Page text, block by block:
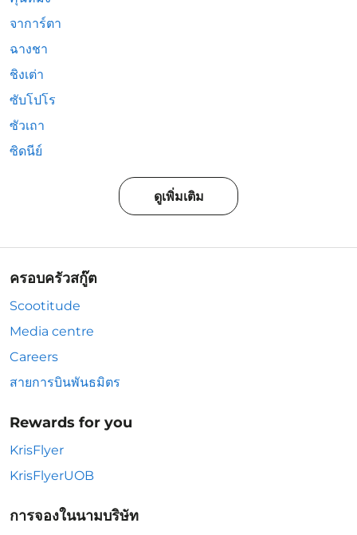
จาการ์ตา
ฉางชา
ชิงเต่า
ซับโปโร
ซัวเถา
ซิดนีย์
ดูเพิ่มเติม
ครอบครัวสกู๊ต
Scootitude
Media centre
Careers
สายการบินพันธมิตร
Rewards for you
KrisFlyer
KrisFlyerUOB
การจองในนามบริษัท